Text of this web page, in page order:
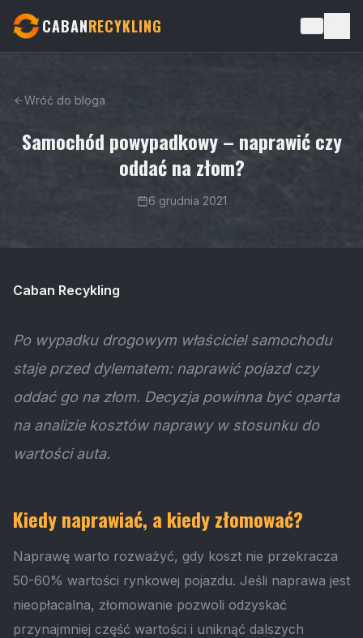
CABANRECYKLING
Wróć do bloga
Samochód powypadkowy – naprawić czy
oddać na złom?
6 grudnia 2021
Caban Recykling
Po wypadku drogowym właściciel samochodu
staje przed dylematem: naprawić pojazd czy
oddać go na złom. Decyzja powinna być oparta
na analizie kosztów naprawy w stosunku do
wartości auta.
Kiedy naprawiać, a kiedy złomować?
Naprawę warto rozważyć, gdy koszt nie przekracza
50-60% wartości rynkowej pojazdu. Jeśli naprawa jest
nieopłacalna, złomowanie pozwoli odzyskać
przynajmniej część wartości i uniknąć dalszych